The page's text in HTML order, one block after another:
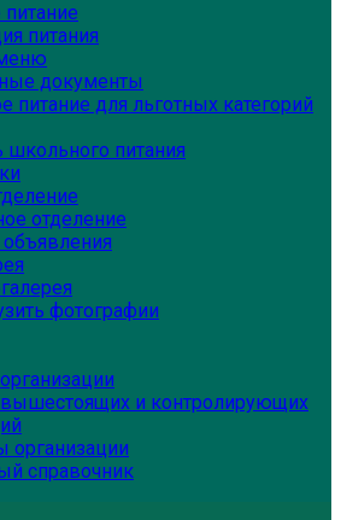
питания
документы
питание для льготных категорий
школьного питания
отделение
фотографии
и контролирующих
организации
справочник